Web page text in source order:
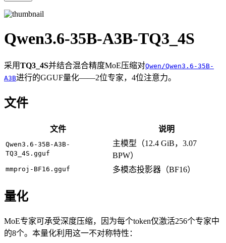
Qwen3.6-35B-A3B-TQ3_4S
采用TQ3_4S并结合混合精度MoE压缩对Qwen/Qwen3.6-35B-
A3B进行的GGUF量化——2位专家，4位注意力。
文件
文件 说明
Qwen3.6-35B-A3B-
TQ3_4S.gguf
主模型（12.4 GiB，3.07
BPW）
mmproj-BF16.gguf 多模态投影器（BF16）
量化
MoE专家可承受深度压缩，因为每个token仅激活256个专家中
的8个。本量化利用这一不对称特性：